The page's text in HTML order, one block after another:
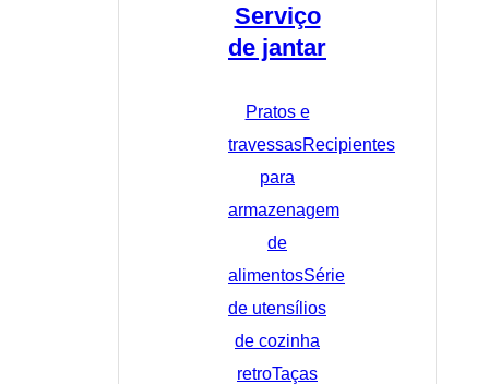
Serviço
de jantar
Pratos e
travessasRecipientes
para
armazenagem
de
alimentosSérie
de utensílios
de cozinha
retroTaças